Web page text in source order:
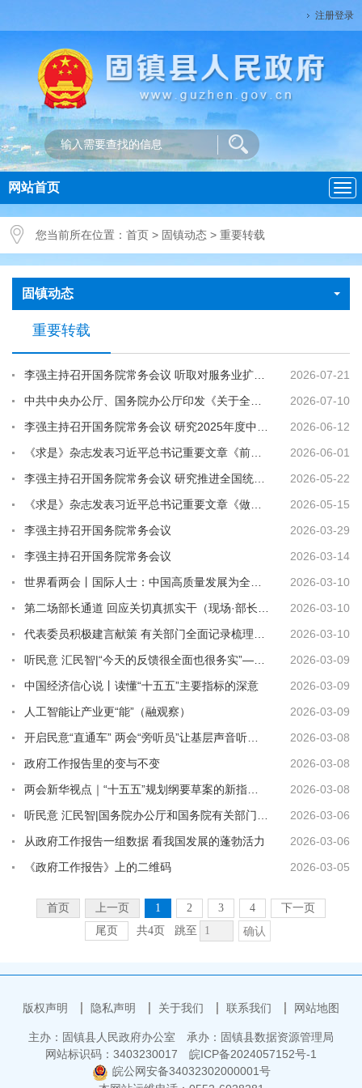
注册登录
导
航
网站首页
您当前所在位置： 首页 > 固镇动态 > 重要转载
固镇动态
重要转载
2026-07-21
李强主持召开国务院常务会议 听取对服务业扩能提质和“六张网”规划建设督查情况汇报等
2026-07-10
中共中央办公厅、国务院办公厅印发《关于全力做好防汛抗旱工作的通知》
2026-06-12
李强主持召开国务院常务会议 研究2025年度中央预算执行和其他财政收支审计查出问题整改工作等
2026-06-01
《求是》杂志发表习近平总书记重要文章《前瞻布局和发展未来产业》
2026-05-22
李强主持召开国务院常务会议 研究推进全国统一大市场建设有关工作 审议通过《现代化应急体系建...
2026-05-15
《求是》杂志发表习近平总书记重要文章《做强做优做大实体经济》
2026-03-29
李强主持召开国务院常务会议
2026-03-14
李强主持召开国务院常务会议
2026-03-10
世界看两会丨国际人士：中国高质量发展为全球经济注入稳定性
2026-03-10
第二场部长通道 回应关切真抓实干（现场·部长通道）
2026-03-10
代表委员积极建言献策 有关部门全面记录梳理高效转办回应
2026-03-09
听民意 汇民智|“今天的反馈很全面也很务实”——全国人大代表张雨霏与国家体育总局工作人员面...
2026-03-09
中国经济信心说丨读懂“十五五”主要指标的深意
2026-03-09
人工智能让产业更“能”（融观察）
2026-03-08
开启民意“直通车” 两会“旁听员”让基层声音听得到、落得实
2026-03-08
政府工作报告里的变与不变
2026-03-08
两会新华视点｜“十五五”规划纲要草案的新指标、新看点
2026-03-06
听民意 汇民智|国务院办公厅和国务院有关部门旁听全国两会，将代表委员真知灼见化为实招硬招
2026-03-06
从政府工作报告一组数据 看我国发展的蓬勃活力
2026-03-05
《政府工作报告》上的二维码
首页 上一页 1 2 3 4
下一页
尾页
共4页 跳至 确认
版权声明 隐私声明 关于我们 联系我们 网站地图
主办：固镇县人民政府办公室
承办：固镇县数据资源管理局
网站标识码：3403230017
皖ICP备2024057152号-1
皖公网安备34032302000001号